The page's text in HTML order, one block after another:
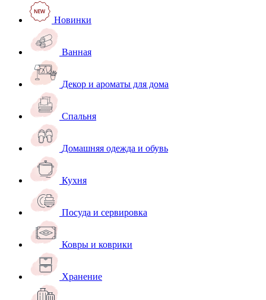
Новинки
Ванная
Декор и ароматы для дома
Спальня
Домашняя одежда и обувь
Кухня
Посуда и сервировка
Ковры и коврики
Хранение